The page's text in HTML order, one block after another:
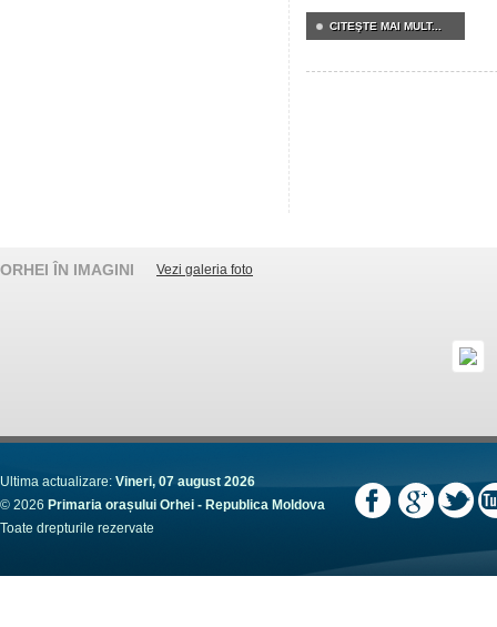
CITEŞTE MAI MULT...
ORHEI ÎN IMAGINI Vezi galeria foto
Ultima actualizare: Vineri, 07 august 2026
© 2026 Primaria orașului Orhei - Republica Moldova
Toate drepturile rezervate